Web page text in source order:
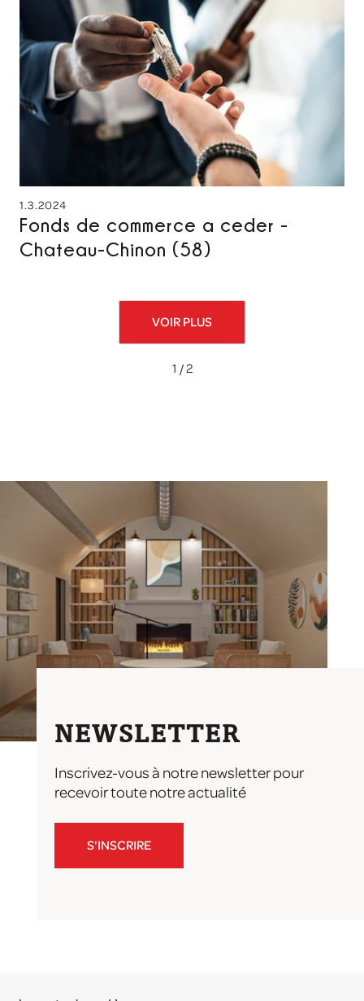
1.3.2024
Fonds de commerce a ceder -
Chateau-Chinon (58)
VOIR PLUS
1 / 2
NEWSLETTER
Inscrivez-vous à notre newsletter pour
recevoir toute notre actualité
S'INSCRIRE